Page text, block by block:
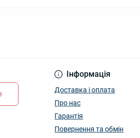
Інформація
Доставка і оплата
Про нас
Гарантія
Повернення та обмін